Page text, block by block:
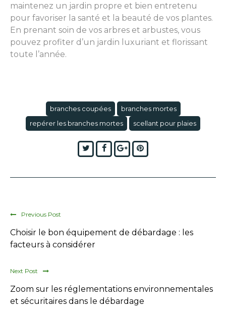
maintenez un jardin propre et bien entretenu
pour favoriser la santé et la beauté de vos plantes.
En prenant soin de vos arbres et arbustes, vous
pouvez profiter d’un jardin luxuriant et florissant
toute l’année.
branches coupées
branches mortes
repérer les branches mortes
scellant pour plaies
TwitterFacebook
Google+Pinterest
Previous Post
Choisir le bon équipement de débardage : les
facteurs à considérer
Next Post
Zoom sur les réglementations environnementales
et sécuritaires dans le débardage